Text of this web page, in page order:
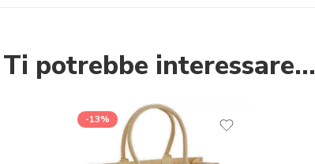
Ti potrebbe interessare…
-13%